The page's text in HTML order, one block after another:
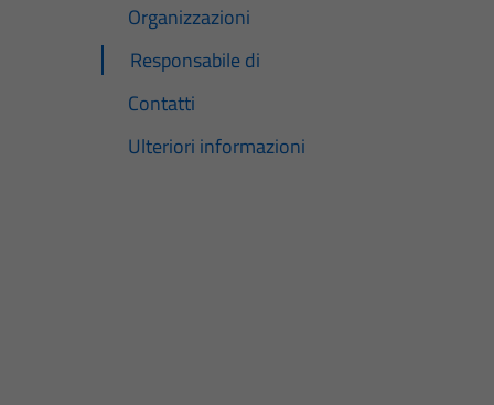
Organizzazioni
Responsabile di
Contatti
Ulteriori informazioni